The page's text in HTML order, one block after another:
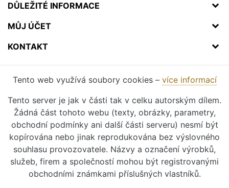
DŮLEŽITÉ INFORMACE
MŮJ ÚČET
KONTAKT
Tento web využívá soubory cookies – více informací
Tento server je jak v části tak v celku autorským dílem.
Žádná část tohoto webu (texty, obrázky, parametry,
obchodní podmínky ani další části serveru) nesmí být
kopírována nebo jinak reprodukována bez výslovného
souhlasu provozovatele. Názvy a označení výrobků,
služeb, firem a společností mohou být registrovanými
obchodními známkami příslušných vlastníků.